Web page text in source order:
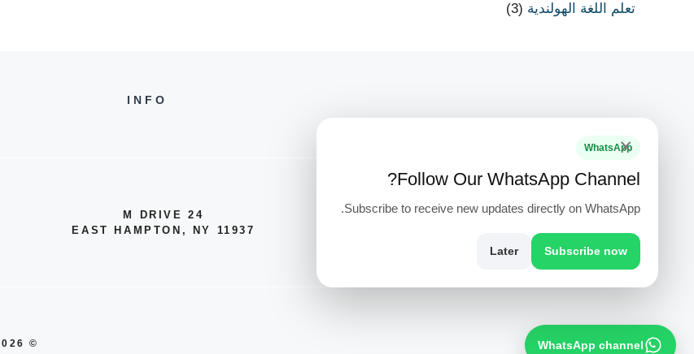
تعلم اللغة الهولندية (3)
INFO
24 M DRIVE
EAST HAMPTON, NY 11937
© 2026 INFO WhatsApp channel
×
WhatsApp
Follow Our WhatsApp Channel?
Subscribe to receive new updates directly on WhatsApp.
Subscribe now
Later